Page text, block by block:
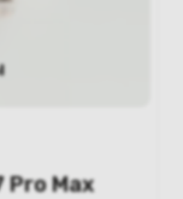
Pro Max